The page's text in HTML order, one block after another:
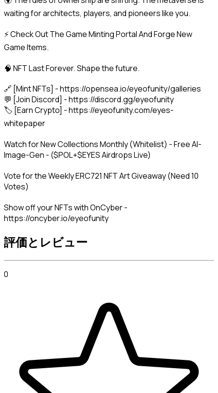
waiting for architects, players, and pioneers like you.
⚡ Check Out The Game Minting Portal And Forge New
Game Items.
🧠 NFT Last Forever. Shape the future.
🔗 [Mint NFTs] - https://opensea.io/eyeofunity/galleries
💬 [Join Discord] - https://discord.gg/eyeofunity
🏷️ [Earn Crypto] - https://eyeofunity.com/eyes-
whitepaper
Watch for New Collections Monthly (Whitelist) - Free AI-
Image-Gen - ($POL+$EYES Airdrops Live)
Vote for the Weekly ERC721 NFT Art Giveaway (Need 10
Votes)
Show off your NFTs with OnCyber -
https://oncyber.io/eyeofunity
評価とレビュー
0